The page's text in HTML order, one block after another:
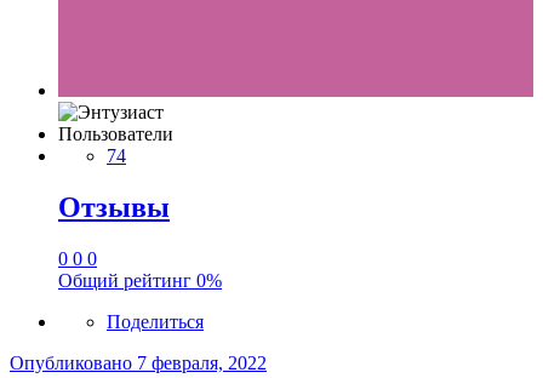
Пользователи
74
Отзывы
0 0 0
Общий рейтинг 0%
Поделиться
Опубликовано 7 февраля, 2022